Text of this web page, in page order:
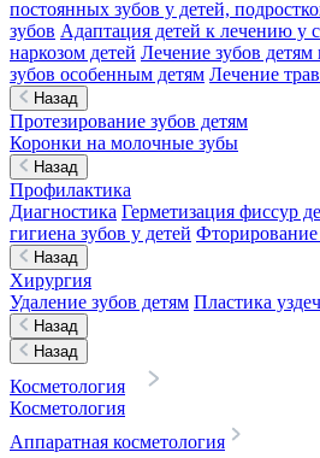
постоянных зубов у детей,
зубов Адаптация детей к лечению у
наркозом детей Лечение зубов детям
зубов особенным детям Лечение
Назад
Протезирование зубов детям
Коронки на молочные зубы
Назад
Профилактика
Диагностика Герметизация фиссур
гигиена зубов у детей Фторирование
Назад
Хирургия
Удаление зубов детям Пластика
Назад
Назад
Косметология
Косметология
Аппаратная косметология